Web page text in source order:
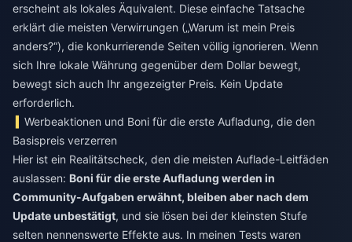
erscheint als lokales Äquivalent. Diese einfache Tatsache
erklärt die meisten Verwirrungen („Warum ist mein Preis
anders?“), die konkurrierende Seiten völlig ignorieren. Wenn
sich Ihre lokale Währung gegenüber dem Dollar bewegt,
bewegt sich auch Ihr angezeigter Preis. Kein Update
erforderlich.
Werbeaktionen und Boni für die erste Aufladung, die den
Basispreis verzerren
Hier ist ein Realitätscheck, den die meisten Auflade-Leitfäden
auslassen: Boni für die erste Aufladung werden in
Community-Aufgaben erwähnt, bleiben aber nach dem
Update unbestätigt, und sie lösen bei der kleinsten Stufe
selten nennenswerte Effekte aus. In meinen Tests waren